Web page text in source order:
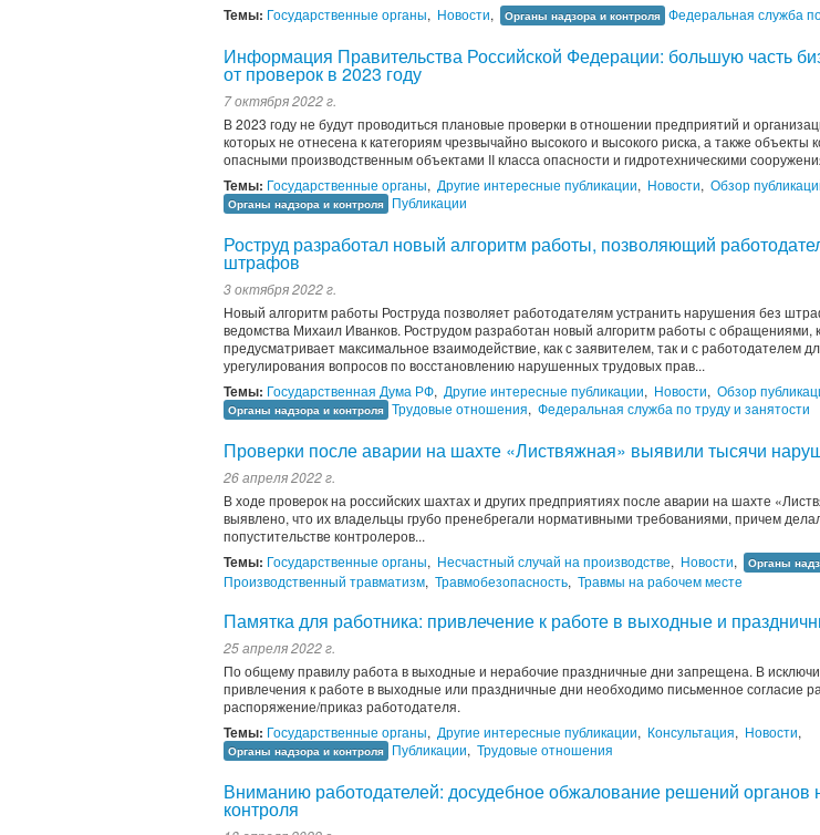
Темы: Государственные органы, Новости, Органы надзора и контроля Федеральная служба
Информация Правительства Российской Федерации: большую часть
от проверок в 2023 году
7 октября 2022 г.
В 2023 году не будут проводиться плановые проверки в отношении предприятий и
которых не отнесена к категориям чрезвычайно высокого и высокого риска, а также объекты
опасными производственным объектами II класса опасности и гидротехническими
Темы: Государственные органы, Другие интересные публикации, Новости, Обзор
Органы надзора и контроля Публикации
Роструд разработал новый алгоритм работы, позволяющий
штрафов
3 октября 2022 г.
Новый алгоритм работы Роструда позволяет работодателям устранить нарушения без
ведомства Михаил Иванков. Рострудом разработан новый алгоритм работы с обращениями,
предусматривает максимальное взаимодействие, как с заявителем, так и с работодателем
урегулирования вопросов по восстановлению нарушенных трудовых прав...
Темы: Государственная Дума РФ, Другие интересные публикации, Новости, Обзор
Органы надзора и контроля Трудовые отношения, Федеральная служба по труду и занятости
Проверки после аварии на шахте «Листвяжная» выявили тысячи
26 апреля 2022 г.
В ходе проверок на российских шахтах и других предприятиях после аварии на шахте
выявлено, что их владельцы грубо пренебрегали нормативными требованиями, причем
попустительстве контролеров...
Темы: Государственные органы, Несчастный случай на производстве, Новости, Органы
Производственный травматизм, Травмобезопасность, Травмы на рабочем месте
Памятка для работника: привлечение к работе в выходные и
25 апреля 2022 г.
По общему правилу работа в выходные и нерабочие праздничные дни запрещена. В
привлечения к работе в выходные или праздничные дни необходимо письменное согласие
распоряжение/приказ работодателя.
Темы: Государственные органы, Другие интересные публикации, Консультация, Новости,
Органы надзора и контроля Публикации, Трудовые отношения
Вниманию работодателей: досудебное обжалование решений органов
контроля